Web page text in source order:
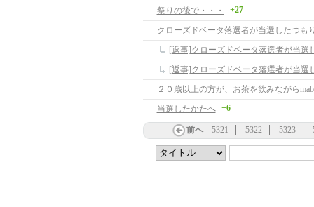
祭りの後で・・・ +27
クローズドベータ落選者が当選したつも
当選したかたへ +6
前へ 5321 5322 5323